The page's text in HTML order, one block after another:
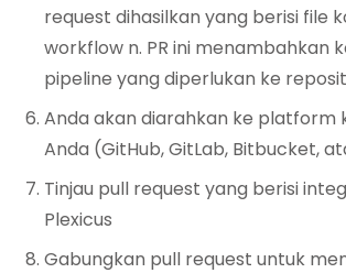
request dihasilkan yang berisi file
workflow n. PR ini menambahkan
pipeline yang diperlukan ke
Anda akan diarahkan ke platform
Anda (GitHub, GitLab, Bitbucket,
Tinjau pull request yang berisi
Plexicus
Gabungkan pull request untuk